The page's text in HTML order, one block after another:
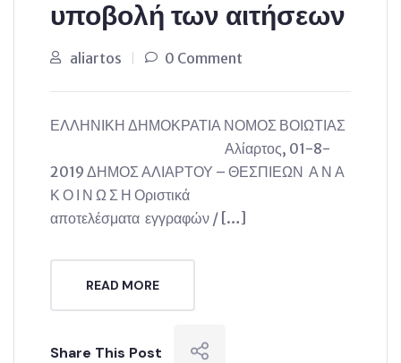
υποβολή των αιτήσεων
aliartos 0 Comment
ΕΛΛΗΝΙΚΗ ΔΗΜΟΚΡΑΤΙΑ ΝΟΜΟΣ ΒΟΙΩΤΙΑΣ
Αλίαρτος, 01-8-
2019 ΔΗΜΟΣ ΑΛΙΑΡΤΟΥ – ΘΕΣΠΙΕΩΝ Α Ν Α
Κ Ο Ι Ν Ω Σ Η Οριστικά
αποτελέσματα εγγραφών / […]
READ MORE
Share This Post